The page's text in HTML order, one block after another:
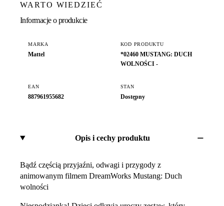
WARTO WIEDZIEĆ
Informacje o produkcie
MARKA
Mattel
KOD PRODUKTU
*02460 MUSTANG: DUCH
WOLNOŚCI -
EAN
887961955682
STAN
Dostępny
Opis i cechy produktu
Bądź częścią przyjaźni, odwagi i przygody z
animowanym filmem DreamWorks Mustang: Duch
wolności